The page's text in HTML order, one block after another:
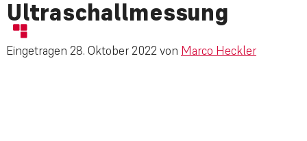
Ultraschallmessung
Eingetragen 28. Oktober 2022von Marco Heckler